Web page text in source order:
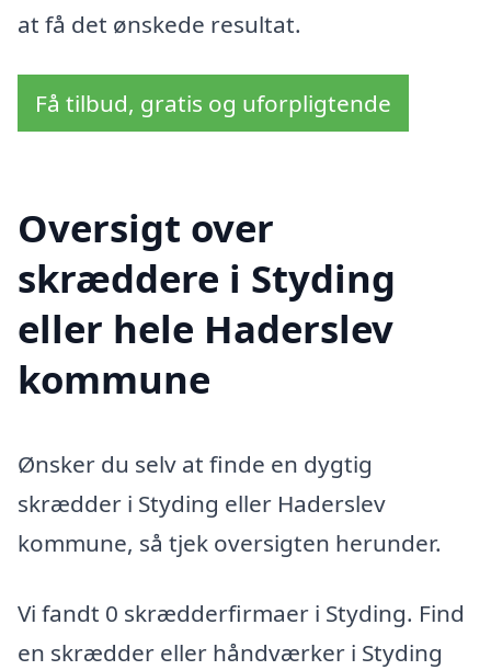
at få det ønskede resultat.
Få tilbud, gratis og uforpligtende
Oversigt over
skræddere i Styding
eller hele Haderslev
kommune
Ønsker du selv at finde en dygtig
skrædder i Styding eller Haderslev
kommune, så tjek oversigten herunder.
Vi fandt 0 skrædderfirmaer i Styding. Find
en skrædder eller håndværker i Styding